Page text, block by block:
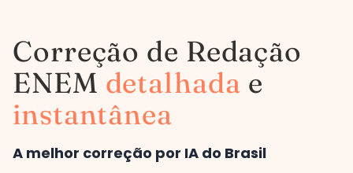
Correção de Redação
ENEM detalhada e
instantânea
A melhor correção por IA do Brasil